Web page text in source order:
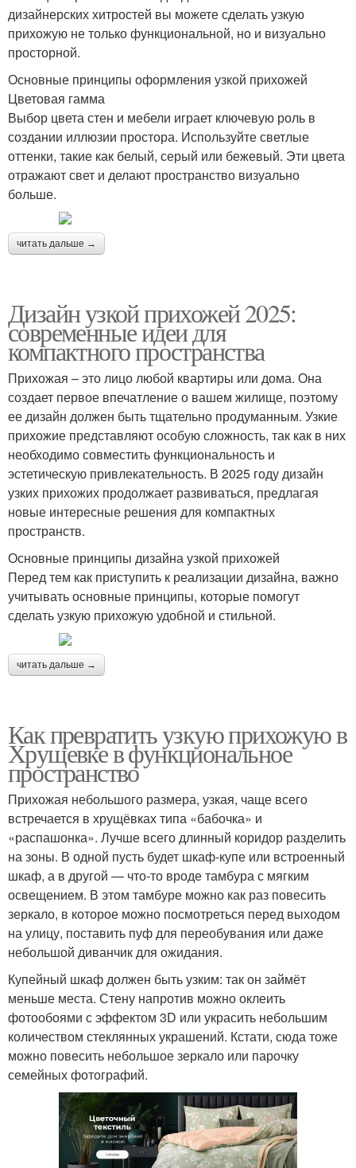
дизайнерских хитростей вы можете сделать узкую
прихожую не только функциональной, но и визуально
просторной.
Основные принципы оформления узкой прихожей
Цветовая гамма
Выбор цвета стен и мебели играет ключевую роль в
создании иллюзии простора. Используйте светлые
оттенки, такие как белый, серый или бежевый. Эти цвета
отражают свет и делают пространство визуально
больше.
читать дальше →
Дизайн узкой прихожей 2025:
современные идеи для
компактного пространства
Прихожая – это лицо любой квартиры или дома. Она
создает первое впечатление о вашем жилище, поэтому
ее дизайн должен быть тщательно продуманным. Узкие
прихожие представляют особую сложность, так как в них
необходимо совместить функциональность и
эстетическую привлекательность. В 2025 году дизайн
узких прихожих продолжает развиваться, предлагая
новые интересные решения для компактных
пространств.
Основные принципы дизайна узкой прихожей
Перед тем как приступить к реализации дизайна, важно
учитывать основные принципы, которые помогут
сделать узкую прихожую удобной и стильной.
читать дальше →
Как превратить узкую прихожую в
Хрущевке в функциональное
пространство
Прихожая небольшого размера, узкая, чаще всего
встречается в хрущёвках типа «бабочка» и
«распашонка». Лучше всего длинный коридор разделить
на зоны. В одной пусть будет шкаф-купе или встроенный
шкаф, а в другой — что-то вроде тамбура с мягким
освещением. В этом тамбуре можно как раз повесить
зеркало, в которое можно посмотреться перед выходом
на улицу, поставить пуф для переобувания или даже
небольшой диванчик для ожидания.
Купейный шкаф должен быть узким: так он займёт
меньше места. Стену напротив можно оклеить
фотообоями с эффектом 3D или украсить небольшим
количеством стеклянных украшений. Кстати, сюда тоже
можно повесить небольшое зеркало или парочку
семейных фотографий.